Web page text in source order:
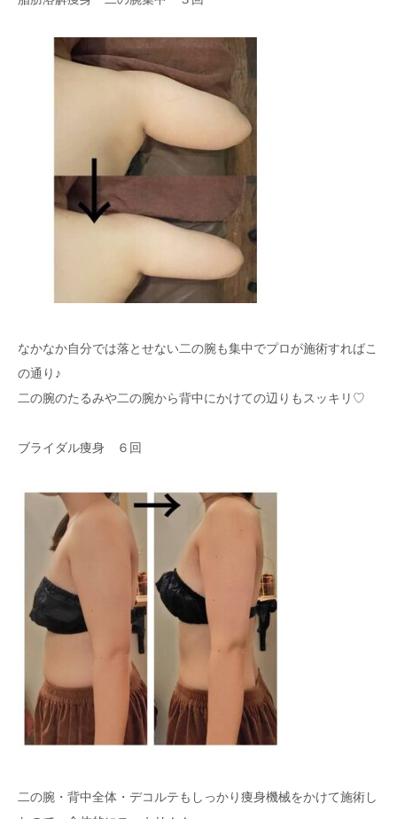
なかなか自分では落とせない二の腕も集中でプロが施術すればこ
の通り♪
二の腕のたるみや二の腕から背中にかけての辺りもスッキリ♡
ブライダル痩身 ６回
二の腕・背中全体・デコルテもしっかり痩身機械をかけて施術し